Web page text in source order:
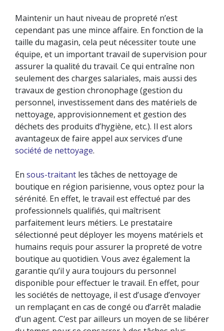
Maintenir un haut niveau de propreté n’est
cependant pas une mince affaire. En fonction de la
taille du magasin, cela peut nécessiter toute une
équipe, et un important travail de supervision pour
assurer la qualité du travail. Ce qui entraîne non
seulement des charges salariales, mais aussi des
travaux de gestion chronophage (gestion du
personnel, investissement dans des matériels de
nettoyage, approvisionnement et gestion des
déchets des produits d’hygiène, etc.). Il est alors
avantageux de faire appel aux services d’une
société de nettoyage.
En sous-traitant les tâches de nettoyage de
boutique en région parisienne, vous optez pour la
sérénité. En effet, le travail est effectué par des
professionnels qualifiés, qui maîtrisent
parfaitement leurs métiers. Le prestataire
sélectionné peut déployer les moyens matériels et
humains requis pour assurer la propreté de votre
boutique au quotidien. Vous avez également la
garantie qu’il y aura toujours du personnel
disponible pour effectuer le travail. En effet, pour
les sociétés de nettoyage, il est d’usage d’envoyer
un remplaçant en cas de congé ou d’arrêt maladie
d’un agent. C’est par ailleurs un moyen de se libérer